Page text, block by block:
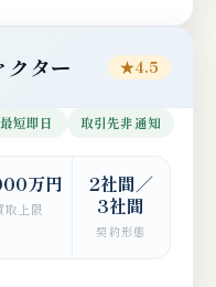
クター ★4.5
最短即日 取引先非通知
万円
取上限
2社間／
3社間
契約形態